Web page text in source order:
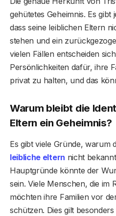
gehütetes Geheimnis. Es
dass seine leiblichen Eltern
stehen und ein
vielen Fällen entscheiden
Persönlichkeiten dafür, ihre
privat zu halten, und das
Warum bleibt die
Eltern ein Geheimnis?
Es gibt viele Gründe, warum
leibliche eltern nicht
Hauptgründe könnte der
sein. Viele Menschen, die im
möchten ihre Familien vor
schützen. Dies gilt